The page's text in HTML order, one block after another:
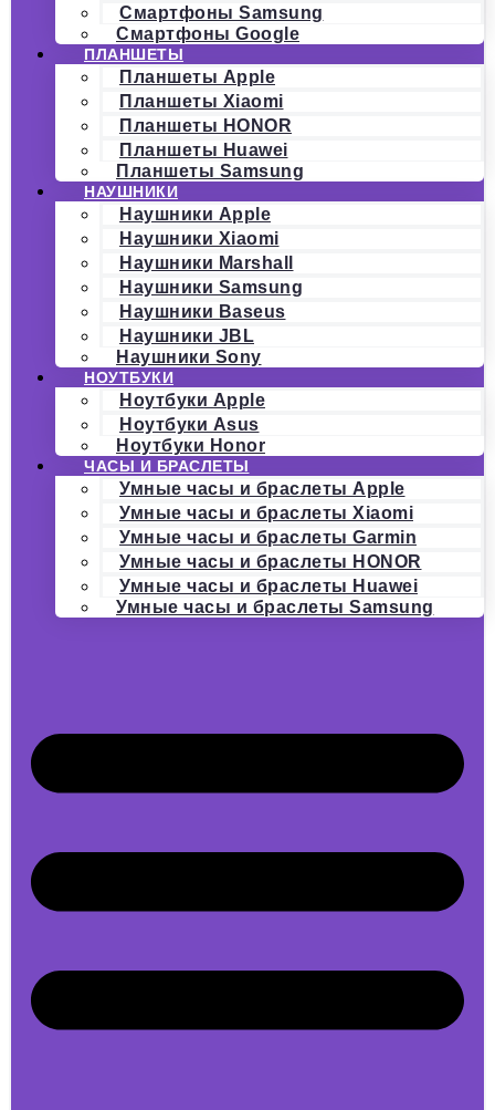
Смартфоны Samsung
Смартфоны Google
ПЛАНШЕТЫ
Планшеты Apple
Планшеты Xiaomi
Планшеты HONOR
Планшеты Huawei
Планшеты Samsung
НАУШНИКИ
Наушники Apple
Наушники Xiaomi
Наушники Marshall
Наушники Samsung
Наушники Baseus
Наушники JBL
Наушники Sony
НОУТБУКИ
Ноутбуки Apple
Ноутбуки Asus
Ноутбуки Honor
ЧАСЫ И БРАСЛЕТЫ
Умные часы и браслеты Apple
Умные часы и браслеты Xiaomi
Умные часы и браслеты Garmin
Умные часы и браслеты HONOR
Умные часы и браслеты Huawei
Умные часы и браслеты Samsung